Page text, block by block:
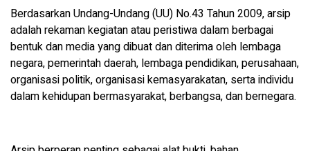
Berdasarkan Undang-Undang (UU) No.43 Tahun 2009, arsip
adalah rekaman kegiatan atau peristiwa dalam berbagai
bentuk dan media yang dibuat dan diterima oleh lembaga
negara, pemerintah daerah, lembaga pendidikan, perusahaan,
organisasi politik, organisasi kemasyarakatan, serta individu
dalam kehidupan bermasyarakat, berbangsa, dan bernegara.